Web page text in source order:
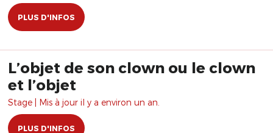
PLUS D'INFOS
L’objet de son clown ou le clown
et l’objet
Stage | Mis à jour il y a environ un an.
PLUS D'INFOS